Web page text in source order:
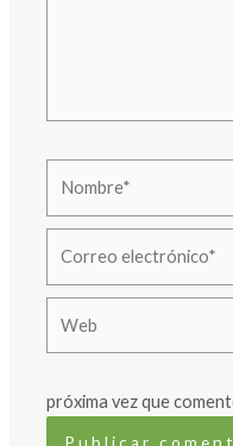
electrónico*
próxima vez que